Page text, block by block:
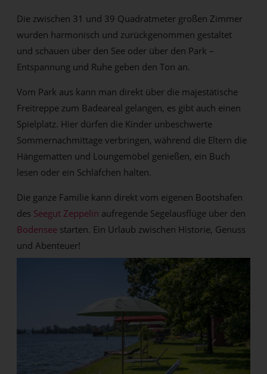
Die zwischen 31 und 39 Quadratmeter großen Zimmer
wurden harmonisch und zurückgenommen gestaltet
und schauen über den See oder über den Park –
Entspannung und Ruhe geben den Ton an.
Vom Park aus kann man direkt über die majestätische
Freitreppe zum Badeareal gelangen, es gibt auch einen
Spielplatz. Hier dürfen die Kinder unbeschwerte
Sommernachmittage verbringen, während die Eltern die
Hängematten und Loungemöbel genießen, ein Buch
lesen oder ein Schläfchen halten.
Die ganze Familie kann direkt vom eigenen Bootshafen
des Seegut Zeppelin aufregende Segelausflüge über den
Bodensee starten. Ein Urlaub zwischen Historie, Genuss
und Abenteuer!